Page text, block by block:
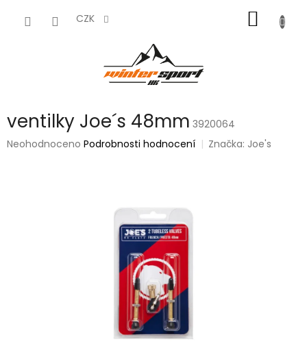
CZK
KOŠÍK
ventilky Joe´s 48mm 3920064
Průměrné
Neohodnoceno Podrobnosti hodnocení Značka: Joe's